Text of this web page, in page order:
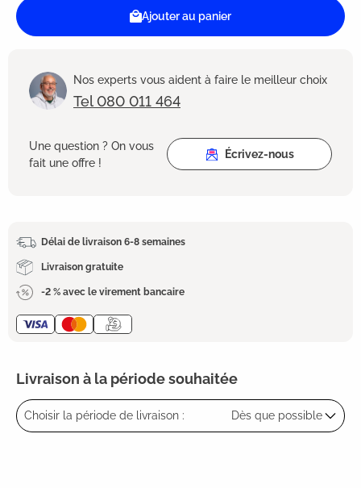
Ajouter au panier
Nos experts vous aident à faire le meilleur choix
Tel 080 011 464
Une question ? On vous
fait une offre !
Écrivez-nous
Délai de livraison 6-8 semaines
Livraison gratuite
-2 % avec le virement bancaire
Livraison à la période souhaitée
Choisir la période de livraison : Dès que possible